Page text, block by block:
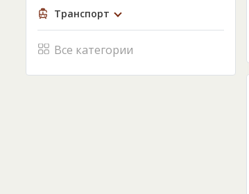
Транспорт
Все категории